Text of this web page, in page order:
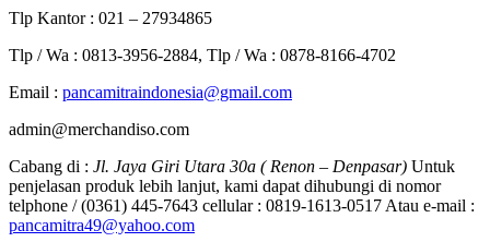
Tlp Kantor : 021 – 27934865
Tlp / Wa : 0813-3956-2884, Tlp / Wa : 0878-8166-4702
Email : pancamitraindonesia@gmail.com
admin@merchandiso.com
Cabang di : Jl. Jaya Giri Utara 30a ( Renon – Denpasar) Untuk
penjelasan produk lebih lanjut, kami dapat dihubungi di nomor
telphone / (0361) 445-7643 cellular : 0819-1613-0517 Atau e-mail :
pancamitra49@yahoo.com